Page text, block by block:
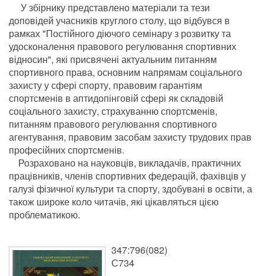
У збірнику представлено матеріали та тези
доповідей учасників круглого столу, що відбувся в
рамках "Постійного діючого семінару з розвитку та
удосконалення правового регулювання спортивних
відносин", які присвячені актуальним питанням
спортивного права, основним напрямам соціального
захисту у сфері спорту, правовим гарантіям
спортсменів в аптидопінговій сфері як складовій
соціального захисту, страхуванню спортсменів,
питанням правового регулювання спортивного
агентування, правовим засобам захисту трудових прав
професійних спортсменів.
Розраховано на науковців, викладачів, практичних
працівників, членів спортивних федерацій, фахівців у
галузі фізичної культури та спорту, здобувані в освіти, а
також широке коло читачів, які цікавляться цією
проблематикою.
347:796(082)
С734